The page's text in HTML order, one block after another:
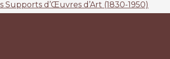
d’Œuvres d’Art (1830-1950)